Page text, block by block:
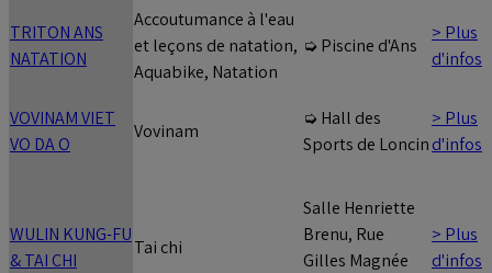
TRITON ANS
NATATION
Accoutumance à l'eau
et leçons de natation,
Aquabike, Natation
➭ Piscine d'Ans
> Plus
d'infos
VOVINAM VIET
VO DA O
Vovinam
➭ Hall des
Sports de Loncin
> Plus
d'infos
WULIN KUNG-FU
& TAI CHI
Tai chi
Salle Henriette
Brenu, Rue
Gilles Magnée
> Plus
d'infos